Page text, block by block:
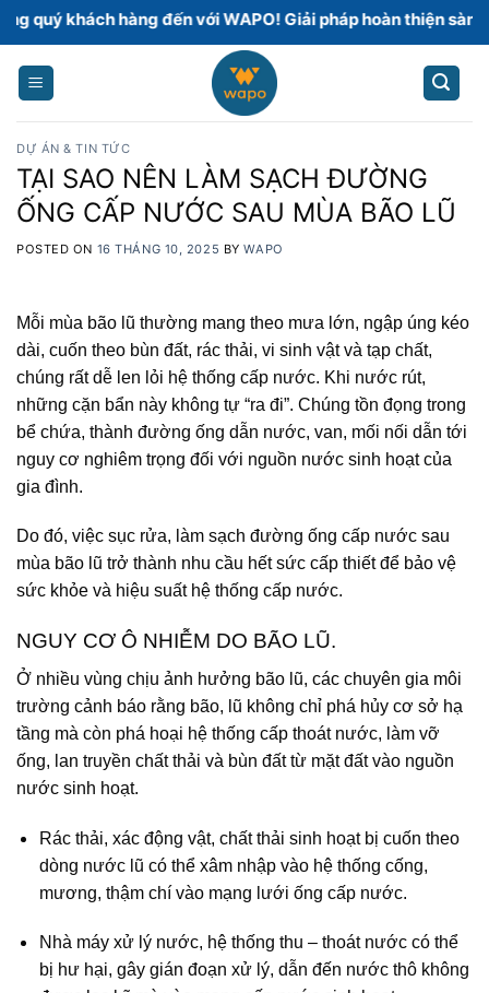
Skip
to
content
hàng đến với WAPO! Giải pháp hoàn thiện sàn bê tông
DỰ ÁN & TIN TỨC
TẠI SAO NÊN LÀM SẠCH ĐƯỜNG
ỐNG CẤP NƯỚC SAU MÙA BÃO LŨ
POSTED ON 16 THÁNG 10, 2025 BYWAPO
Mỗi mùa bão lũ thường mang theo mưa lớn, ngập úng kéo
dài, cuốn theo bùn đất, rác thải, vi sinh vật và tạp chất,
chúng rất dễ len lỏi hệ thống cấp nước. Khi nước rút,
những cặn bẩn này không tự “ra đi”. Chúng tồn đọng trong
bể chứa, thành đường ống dẫn nước, van, mối nối dẫn tới
nguy cơ nghiêm trọng đối với nguồn nước sinh hoạt của
gia đình.
Do đó, việc sục rửa, làm sạch đường ống cấp nước sau
mùa bão lũ trở thành nhu cầu hết sức cấp thiết để bảo vệ
sức khỏe và hiệu suất hệ thống cấp nước.
NGUY CƠ Ô NHIỄM DO BÃO LŨ.
Ở nhiều vùng chịu ảnh hưởng bão lũ, các chuyên gia môi
trường cảnh báo rằng bão, lũ không chỉ phá hủy cơ sở hạ
tầng mà còn phá hoại hệ thống cấp thoát nước, làm vỡ
ống, lan truyền chất thải và bùn đất từ mặt đất vào nguồn
nước sinh hoạt.
Rác thải, xác động vật, chất thải sinh hoạt bị cuốn theo
dòng nước lũ có thể xâm nhập vào hệ thống cống,
mương, thậm chí vào mạng lưới ống cấp nước.
Nhà máy xử lý nước, hệ thống thu – thoát nước có thể
bị hư hại, gây gián đoạn xử lý, dẫn đến nước thô không